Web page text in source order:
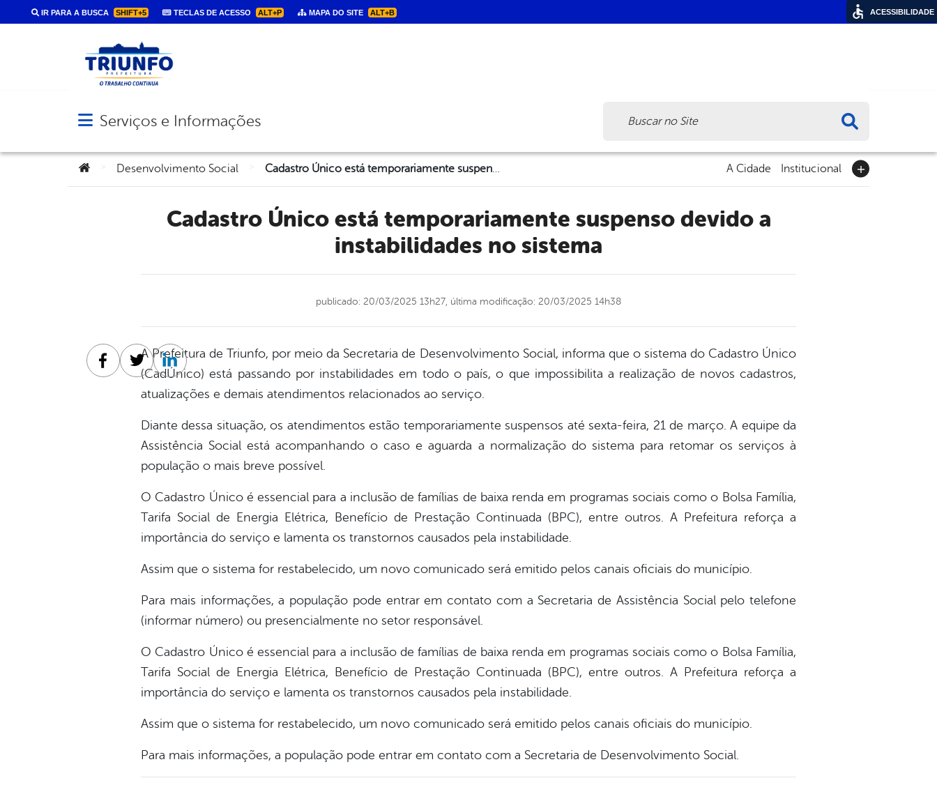
IR PARA A BUSCA SHIFT+5 TECLAS DE ACESSO ALT+P MAPA DO SITE ALT+B
Abrir menu principal de navegação
Serviços e Informações
Você está aqui:Desenvolvimento Social Cadastro Único está temporariamente suspenso devido a instabilidades no sistema A Cidade Institucional
Cadastro Único está temporariamente suspenso devido a
instabilidades no sistema
publicado: 20/03/2025 13h27, última modificação: 20/03/2025 14h38
A Prefeitura de Triunfo, por meio da Secretaria de Desenvolvimento Social, informa que o sistema do Cadastro Único
(CadÚnico) está passando por instabilidades em todo o país, o que impossibilita a realização de novos cadastros,
atualizações e demais atendimentos relacionados ao serviço.
Diante dessa situação, os atendimentos estão temporariamente suspensos até sexta-feira, 21 de março. A equipe da
Assistência Social está acompanhando o caso e aguarda a normalização do sistema para retomar os serviços à
população o mais breve possível.
O Cadastro Único é essencial para a inclusão de famílias de baixa renda em programas sociais como o Bolsa Família,
Tarifa Social de Energia Elétrica, Benefício de Prestação Continuada (BPC), entre outros. A Prefeitura reforça a
importância do serviço e lamenta os transtornos causados pela instabilidade.
Assim que o sistema for restabelecido, um novo comunicado será emitido pelos canais oficiais do município.
Para mais informações, a população pode entrar em contato com a Secretaria de Assistência Social pelo telefone
(informar número) ou presencialmente no setor responsável.
O Cadastro Único é essencial para a inclusão de famílias de baixa renda em programas sociais como o Bolsa Família,
Tarifa Social de Energia Elétrica, Benefício de Prestação Continuada (BPC), entre outros. A Prefeitura reforça a
importância do serviço e lamenta os transtornos causados pela instabilidade.
Assim que o sistema for restabelecido, um novo comunicado será emitido pelos canais oficiais do município.
Para mais informações, a população pode entrar em contato com a Secretaria de Desenvolvimento Social.
Facebook
TwitterLinkedin
ACESSIBILIDADE